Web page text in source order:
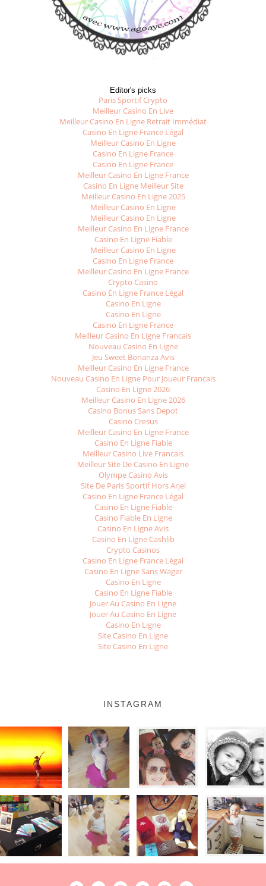
Editor's picks
Paris Sportif Crypto
Meilleur Casino En Live
Meilleur Casino En Ligne Retrait Immédiat
Casino En Ligne France Légal
Meilleur Casino En Ligne
Casino En Ligne France
Casino En Ligne France
Meilleur Casino En Ligne France
Casino En Ligne Meilleur Site
Meilleur Casino En Ligne 2025
Meilleur Casino En Ligne
Meilleur Casino En Ligne
Meilleur Casino En Ligne France
Casino En Ligne Fiable
Meilleur Casino En Ligne
Casino En Ligne France
Meilleur Casino En Ligne France
Crypto Casino
Casino En Ligne France Légal
Casino En Ligne
Casino En Ligne
Casino En Ligne France
Meilleur Casino En Ligne Francais
Nouveau Casino En Ligne
Jeu Sweet Bonanza Avis
Meilleur Casino En Ligne France
Nouveau Casino En Ligne Pour Joueur Francais
Casino En Ligne 2026
Meilleur Casino En Ligne 2026
Casino Bonus Sans Depot
Casino Cresus
Meilleur Casino En Ligne France
Casino En Ligne Fiable
Meilleur Casino Live Francais
Meilleur Site De Casino En Ligne
Olympe Casino Avis
Site De Paris Sportif Hors Arjel
Casino En Ligne France Légal
Casino En Ligne Fiable
Casino Fiable En Ligne
Casino En Ligne Avis
Casino En Ligne Cashlib
Crypto Casinos
Casino En Ligne France Légal
Casino En Ligne Sans Wager
Casino En Ligne
Casino En Ligne Fiable
Jouer Au Casino En Ligne
Jouer Au Casino En Ligne
Casino En Ligne
Site Casino En Ligne
Site Casino En Ligne
INSTAGRAM